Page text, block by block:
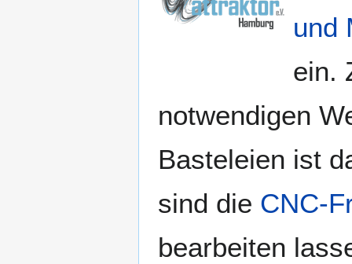
und
ein.
notwendigen
Basteleien ist
sind die CNC-
bearbeiten